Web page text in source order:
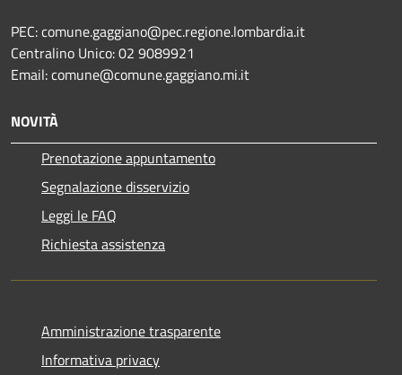
PEC: comune.gaggiano@pec.regione.lombardia.it
Centralino Unico: 02 9089921
Email: comune@comune.gaggiano.mi.it
NOVITÀ
Prenotazione appuntamento
Segnalazione disservizio
Leggi le FAQ
Richiesta assistenza
Amministrazione trasparente
Informativa privacy